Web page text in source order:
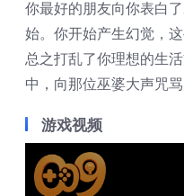
你最好的朋友向你表白
始。你开始产生幻觉，
总之打乱了你理想的生
中，向那位巫婆大声咒
游戏视频